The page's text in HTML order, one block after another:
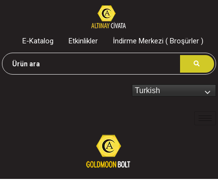
E-Katalog Etkinlikler İndirme Merkezi ( Broşürler )
Turkish